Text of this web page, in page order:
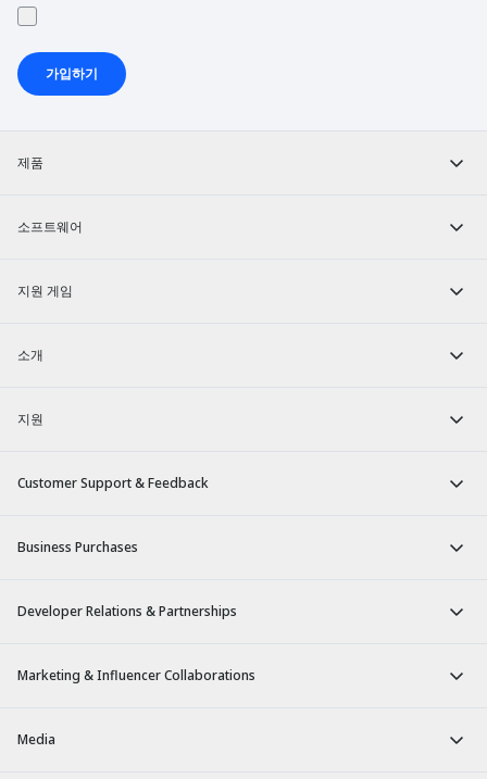
제품
소프트웨어
지원 게임
소개
지원
Customer Support & Feedback
Business Purchases
Developer Relations & Partnerships
Marketing & Influencer Collaborations
Media
가입하기